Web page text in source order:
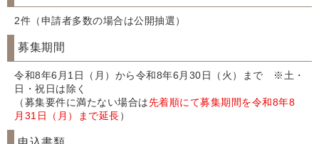
2件（申請者多数の場合は公開抽選）
募集期間
令和8年6月1日（月）から令和8年6月30日（火）まで ※土・
日・祝日は除く
（募集要件に満たない場合は先着順にて募集期間を令和8年8
月31日（月）まで延長）